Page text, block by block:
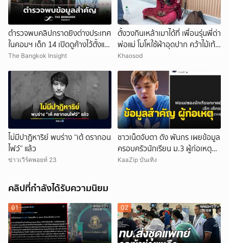
ตำรวจพบคลิปกราดยิงต่างประเทศ
ในคอมฯ เด็ก 14 เปิดดูค้างไว้ตั้งแต่
วันที่ 30 ก.ค.
The Bangkok Insight
ตั้งวงกินเหล้าเมาได้ที่ เพื่อนรุ่นพี่ด่า
พ่อแม่ โมโหใช้ผ้าอุดปาก คว้าไม้เท้า
กระหน่ำฟาดเสียชีวิต
Khaosod
ไม่มีปาฏิหาริย์ พบร่าง “เต้ ดรากอน
ไฟว์” แล้ว
ข่าวเวิร์คพอยท์ 23
ชาวเน็ตจับตา ดัง พันกร เผยข้อมูล
ครอบครัวนักเรียน ม.3 ผู้ก่อเหตุ
และที่มาอาวุธ
KaaZip บันเทิง
คลิปที่กำลังได้รับความนิยม
01 02